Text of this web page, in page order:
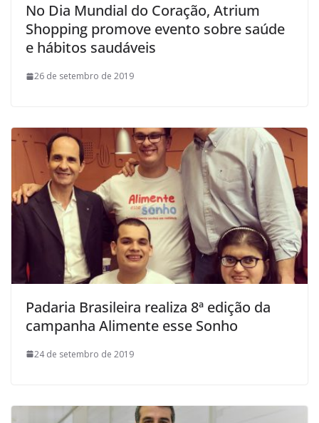
No Dia Mundial do Coração, Atrium
Shopping promove evento sobre saúde
e hábitos saudáveis
26 de setembro de 2019
Padaria Brasileira realiza 8ª edição da
campanha Alimente esse Sonho
24 de setembro de 2019